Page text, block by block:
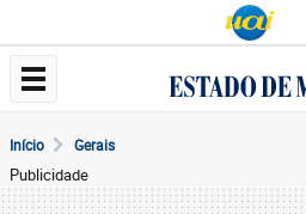
Início Gerais
Publicidade